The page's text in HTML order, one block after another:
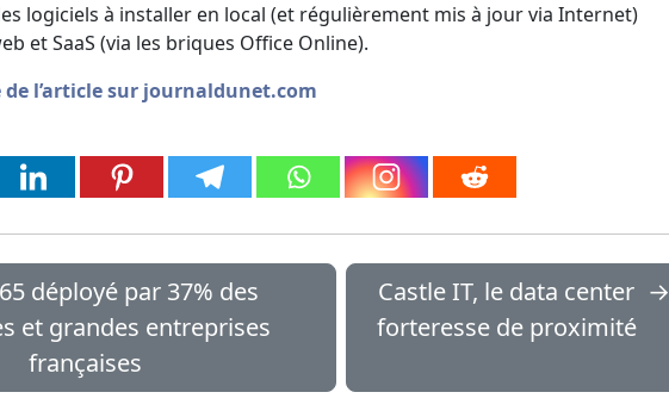
logiciels à installer en local (et régulièrement mis à jour via Internet)
et SaaS (via les briques Office Online).
l’article sur journaldunet.com
déployé par 37% des
et grandes entreprises
françaises
Castle IT, le data center
forteresse de proximité
→